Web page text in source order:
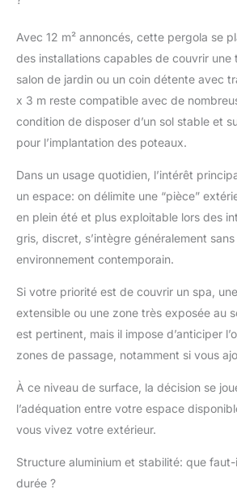
revêtement
haute
offre une
facilité
Améliorés :
pour
rideaux pour
résistance
une
décoloration
est
une
optimale
soleil.
verrouillage
place
fermer la
Avec 12 m² annoncés, cette pergola se
des installations capables de couvrir une
salon de jardin ou un coin détente avec
x 3 m reste compatible avec de
condition de disposer d’un sol stable et
pour l’implantation des poteaux.
Dans un usage quotidien, l’intérêt
un espace: on délimite une “pièce”
en plein été et plus exploitable lors des
gris, discret, s’intègre généralement
environnement contemporain.
Si votre priorité est de couvrir un spa,
extensible ou une zone très exposée au
est pertinent, mais il impose d’anticiper
zones de passage, notamment si vous
À ce niveau de surface, la décision se
l’adéquation entre votre espace
vous vivez votre extérieur.
Structure aluminium et stabilité: que
durée ?